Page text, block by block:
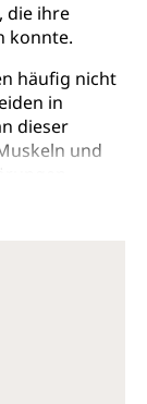
die ihre
konnte.
häufig nicht
in
dieser
und
der
kombiniert.
&